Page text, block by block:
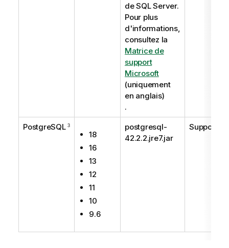
de SQL Server.
Pour plus
d'informations,
consultez la
Matrice de
support
Microsoft
(uniquement
en anglais)
.
PostgreSQL3
18
16
13
12
11
10
9.6
postgresql-
42.2.2.jre7.jar
Supporté